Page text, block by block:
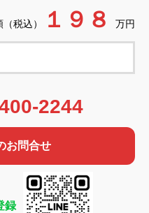
税込） １９８ 万円
2244
お問合せ
録